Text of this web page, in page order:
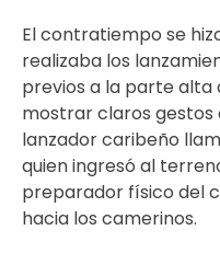
El contratiempo se
realizaba los
previos a la parte alta
mostrar claros gestos
lanzador caribeño
quien ingresó al
preparador físico del
hacia los camerinos.